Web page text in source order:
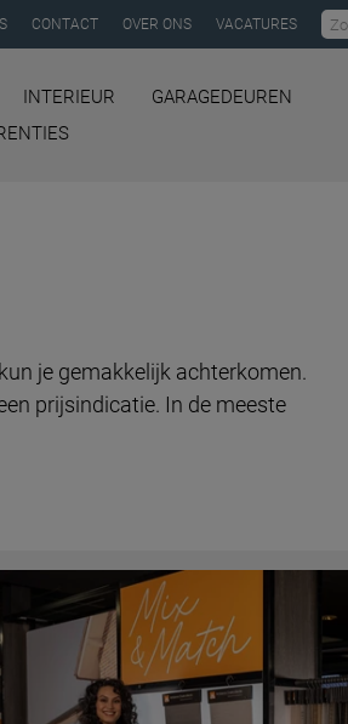
CONTACT OVER ONS VACATURES
INTERIEUR
GARAGEDEUREN
je gemakkelijk achterkomen.
prijsindicatie. In de meeste